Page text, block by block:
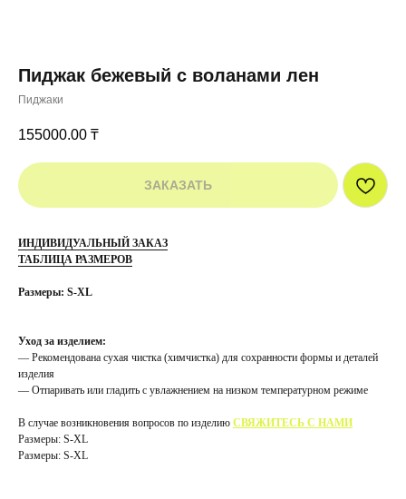
Пиджак бежевый с воланами лен
Пиджаки
155000.00 ₸
ЗАКАЗАТЬ
ИНДИВИДУАЛЬНЫЙ ЗАКАЗ
ТАБЛИЦА РАЗМЕРОВ
Размеры: S-XL
Уход за изделием:
— Рекомендована сухая чистка (химчистка) для сохранности формы и деталей
изделия
— Отпаривать или гладить с увлажнением на низком температурном режиме
В случае возникновения вопросов по изделию СВЯЖИТЕСЬ С НАМИ
Размеры: S-XL
Размеры: S-XL